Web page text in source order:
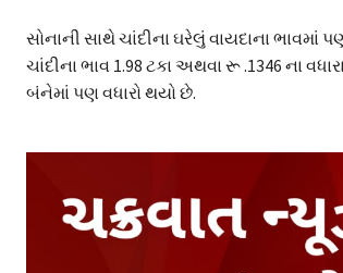
સોનાની સાથે ચાંદીના ઘરેલું વાયદાના ભાવમાં
ચાંદીના ભાવ 1.98 ટકા અથવા રૂ .1346 ના
બંનેમાં પણ વધારો થયો છે.